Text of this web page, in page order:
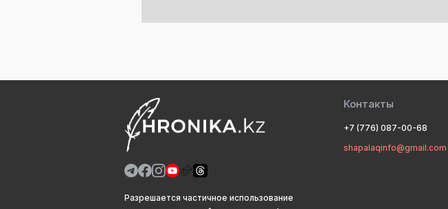
Разрешается частичное использование
Контакты
+7 (776) 087-00-68
shapalaqinfo@gmail.com